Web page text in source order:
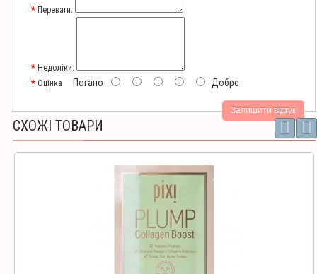
Переваги:
Недоліки:
Оцінка
Погано Добре
Залишити відгук
СХОЖІ ТОВАРИ